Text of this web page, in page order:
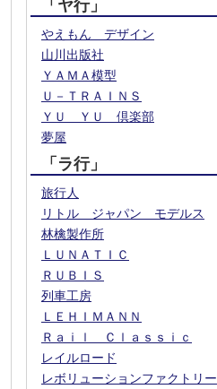
「ヤ行」
やえもん デザイン
山川出版社
ＹＡＭＡ模型
Ｕ－ＴＲＡＩＮＳ
ＹＵ ＹＵ 倶楽部
夢屋
「ラ行」
旅行人
リトル ジャパン モデルス
林檎製作所
ＬＵＮＡＴＩＣ
ＲＵＢＩＳ
列車工房
ＬＥＨＩＭＡＮＮ
Ｒａｉｌ Ｃｌａｓｓｉｃ
レイルロード
レボリューションファクトリー